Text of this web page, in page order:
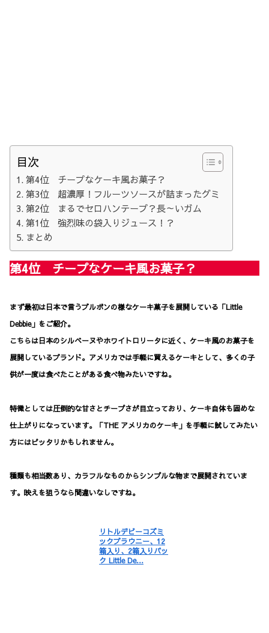
目次
第4位 チープなケーキ風お菓子？
第3位 超濃厚！フルーツソースが詰まったグミ
第2位 まるでセロハンテープ？長～いガム
第1位 強烈味の袋入りジュース！？
まとめ
第4位 チープなケーキ風お菓子？
まず最初は日本で言うブルボンの様なケーキ菓子を展開している「Little
Debbie」をご紹介。
こちらは日本のシルベーヌやホワイトロリータに近く、ケーキ風のお菓子を
展開しているブランド。アメリカでは手軽に買えるケーキとして、多くの子
供が一度は食べたことがある食べ物みたいですね。
特徴としては圧倒的な甘さとチープさが目立っており、ケーキ自体も固めな
仕上がりになっています。「THE アメリカのケーキ」を手軽に試してみたい
方にはピッタリかもしれません。
種類も相当数あり、カラフルなものからシンプルな物まで展開されていま
す。映えを狙うなら間違いなしですね。
リトルデビーコズミ
ックブラウニー、12
箱入り、2箱入りパッ
ク Little De…